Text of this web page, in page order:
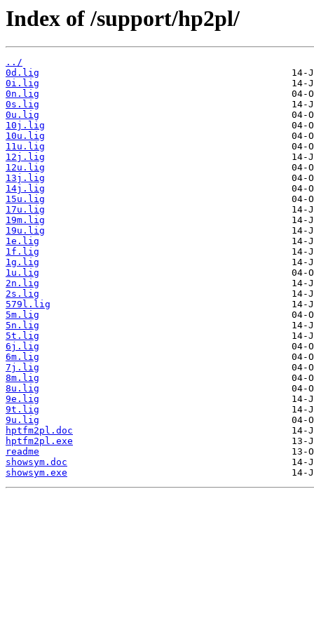
Index of /support/hp2pl/
../
0d.lig
0i.lig
0n.lig
0s.lig
0u.lig
10j.lig
10u.lig
11u.lig
12j.lig
12u.lig
13j.lig
14j.lig
15u.lig
17u.lig
19m.lig
19u.lig
1e.lig
1f.lig
1g.lig
1u.lig
2n.lig
2s.lig
579l.lig
5m.lig
5n.lig
5t.lig
6j.lig
6m.lig
7j.lig
8m.lig
8u.lig
9e.lig
9t.lig
9u.lig
hptfm2pl.doc
hptfm2pl.exe
readme
showsym.doc
showsym.exe